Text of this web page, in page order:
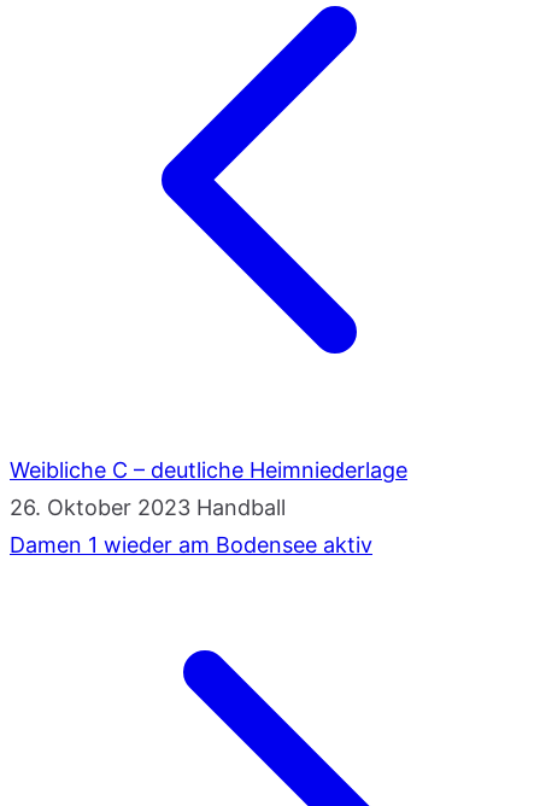
Weibliche C – deutliche Heimniederlage
26. Oktober 2023 Handball
Damen 1 wieder am Bodensee aktiv